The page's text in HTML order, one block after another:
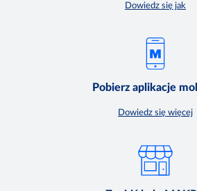
Dowiedz się jak
Pobierz aplikacje
Dowiedz się więcej